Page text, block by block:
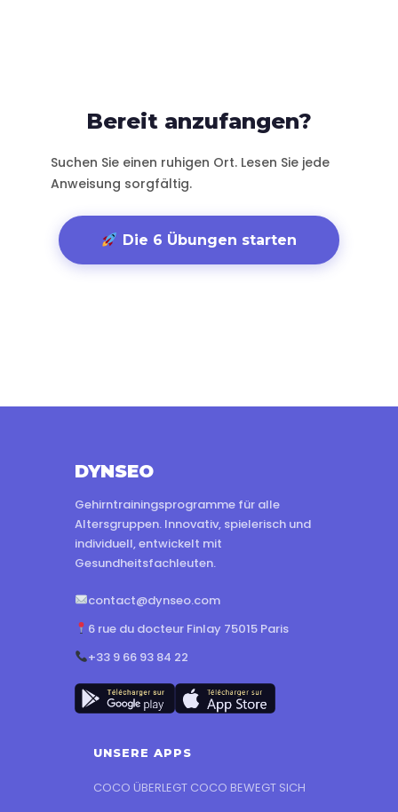
Bereit anzufangen?
Suchen Sie einen ruhigen Ort. Lesen Sie jede
Anweisung sorgfältig.
Die 6 Übungen starten
DYNSEO
Gehirntrainingsprogramme für alle
Altersgruppen. Innovativ, spielerisch und
individuell, entwickelt mit
Gesundheitsfachleuten.
contact@dynseo.com
6 rue du docteur Finlay 75015 Paris
+33 9 66 93 84 22
UNSERE APPS
COCO ÜBERLEGT COCO BEWEGT SICH